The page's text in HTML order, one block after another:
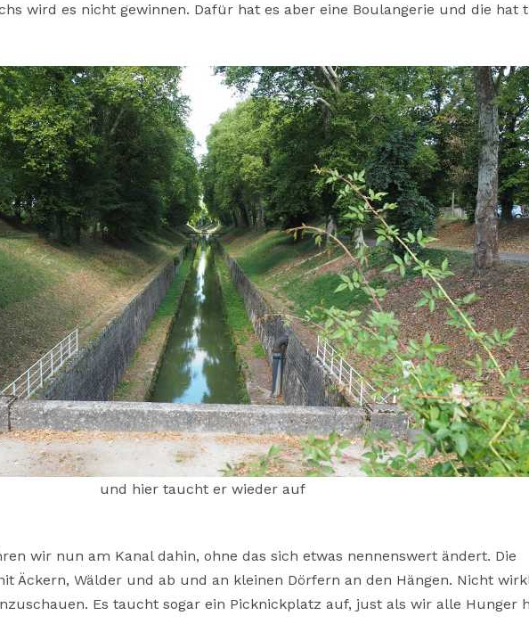
wird es nicht gewinnen. Dafür hat es aber eine Boulangerie und die hat
und hier taucht er wieder auf
wir nun am Kanal dahin, ohne das sich etwas nennenswert ändert. Die
Äckern, Wälder und ab und an kleinen Dörfern an den Hängen. Nicht
Es taucht sogar ein Picknickplatz auf, just als wir alle Hunger